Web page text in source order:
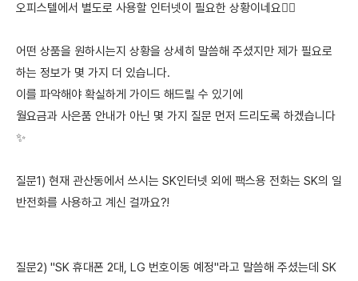
오피스텔에서 별도로 사용할 인터넷이 필요한 상황이네요🙋‍♀️
어떤 상품을 원하시는지 상황을 상세히 말씀해 주셨지만 제가 필요로
하는 정보가 몇 가지 더 있습니다.
이를 파악해야 확실하게 가이드 해드릴 수 있기에
월요금과 사은품 안내가 아닌 몇 가지 질문 먼저 드리도록 하겠습니다
✨
질문1) 현재 관산동에서 쓰시는 SK인터넷 외에 팩스용 전화는 SK의 일
반전화를 사용하고 계신 걸까요?!
질문2) "SK 휴대폰 2대, LG 번호이동 예정"라고 말씀해 주셨는데 SK